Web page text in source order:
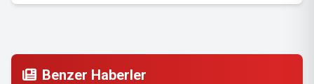
Benzer Haberler